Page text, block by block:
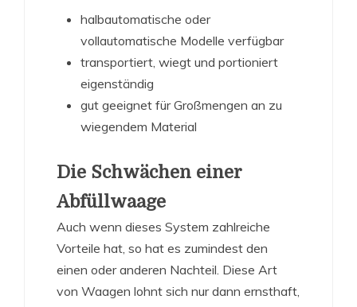
halbautomatische oder
vollautomatische Modelle verfügbar
transportiert, wiegt und portioniert
eigenständig
gut geeignet für Großmengen an zu
wiegendem Material
Die Schwächen einer
Abfüllwaage
Auch wenn dieses System zahlreiche
Vorteile hat, so hat es zumindest den
einen oder anderen Nachteil. Diese Art
von Waagen lohnt sich nur dann ernsthaft,